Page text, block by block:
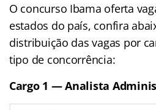
O concurso Ibama oferta
estados do país, confira
distribuição das vagas por
tipo de concorrência:
Cargo 1 — Analista